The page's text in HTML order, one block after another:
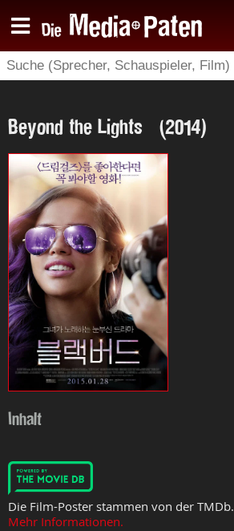
Beyond the Lights (2014)
Inhalt
Die Film-Poster stammen von der TMDb.
Mehr Informationen.